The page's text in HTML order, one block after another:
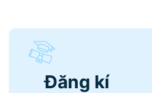
Đăng kí